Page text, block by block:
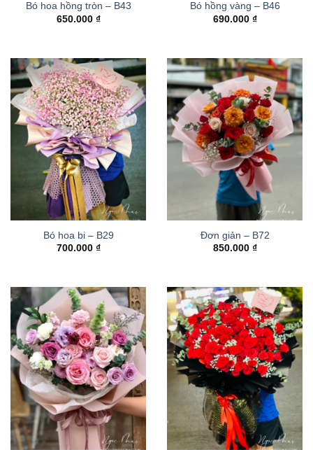
Bó hoa hồng tròn – B43
650.000 ₫
Bó hồng vàng – B46
690.000 ₫
Bó hoa bi – B29
700.000 ₫
Đơn giản – B72
850.000 ₫